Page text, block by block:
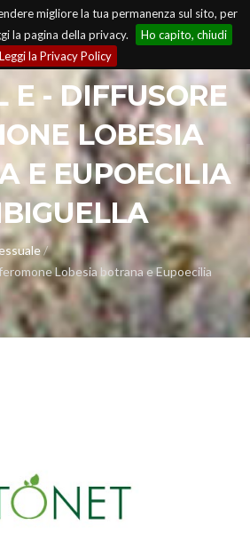
migliore la tua permanenza sul sito, per
la pagina della privacy.
Ho capito, chiudi
Leggi la Privacy Policy
E - DIFFUSORE
LOBESIA
E EUPOECILIA
/
Lobesia botrana e Eupoecilia